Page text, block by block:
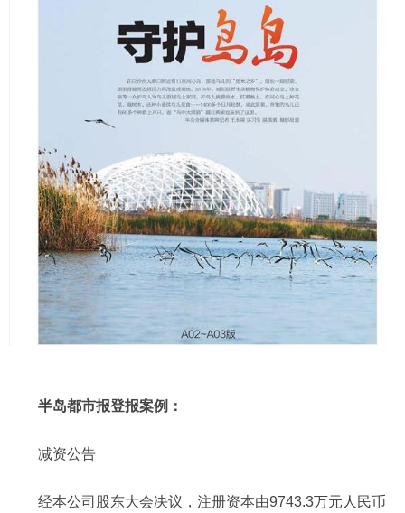
半岛都市报登报案例：
减资公告
经本公司股东大会决议，注册资本由9743.3万元人民币